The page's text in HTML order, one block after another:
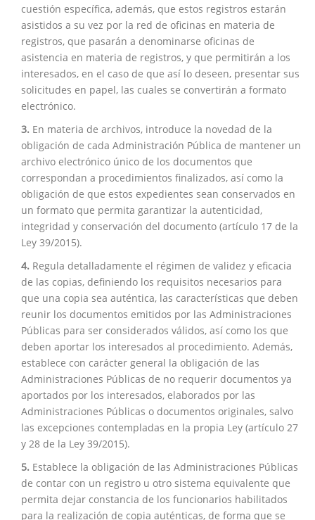
cuestión específica, además, que estos registros estarán
asistidos a su vez por la red de oficinas en materia de
registros, que pasarán a denominarse oficinas de
asistencia en materia de registros, y que permitirán a los
interesados, en el caso de que así lo deseen, presentar sus
solicitudes en papel, las cuales se convertirán a formato
electrónico.
3. En materia de archivos, introduce la novedad de la
obligación de cada Administración Pública de mantener un
archivo electrónico único de los documentos que
correspondan a procedimientos finalizados, así como la
obligación de que estos expedientes sean conservados en
un formato que permita garantizar la autenticidad,
integridad y conservación del documento (artículo 17 de la
Ley 39/2015).
4. Regula detalladamente el régimen de validez y eficacia
de las copias, definiendo los requisitos necesarios para
que una copia sea auténtica, las características que deben
reunir los documentos emitidos por las Administraciones
Públicas para ser considerados válidos, así como los que
deben aportar los interesados al procedimiento. Además,
establece con carácter general la obligación de las
Administraciones Públicas de no requerir documentos ya
aportados por los interesados, elaborados por las
Administraciones Públicas o documentos originales, salvo
las excepciones contempladas en la propia Ley (artículo 27
y 28 de la Ley 39/2015).
5. Establece la obligación de las Administraciones Públicas
de contar con un registro u otro sistema equivalente que
permita dejar constancia de los funcionarios habilitados
para la realización de copia auténticas, de forma que se